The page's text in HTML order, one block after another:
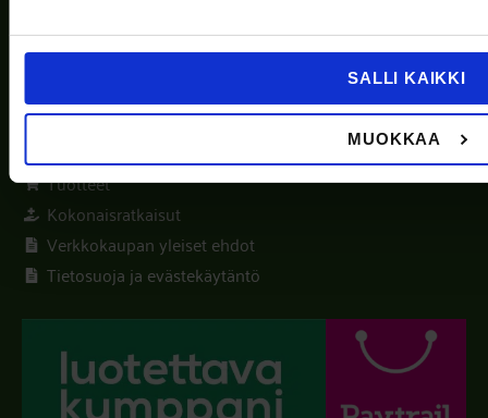
SALLI KAIKKI
MUOKKAA
020 331 221
Tuotteet
Kokonaisratkaisut
Verkkokaupan yleiset ehdot
Tietosuoja ja evästekäytäntö